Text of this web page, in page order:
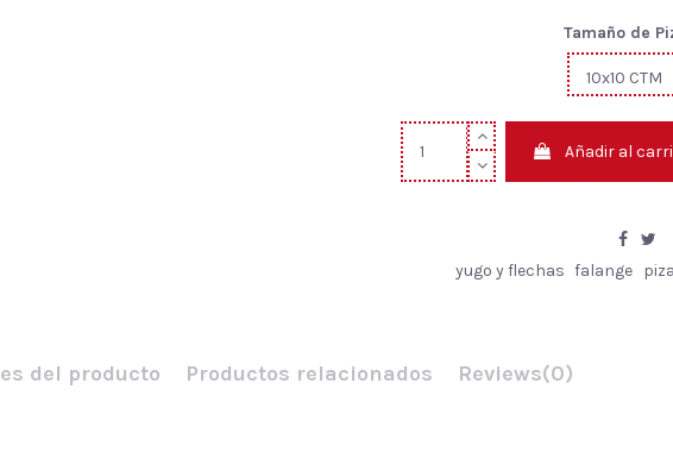
Tamaño de
Añadir al
yugo y flechas falange
del producto Productos relacionados Reviews(0)